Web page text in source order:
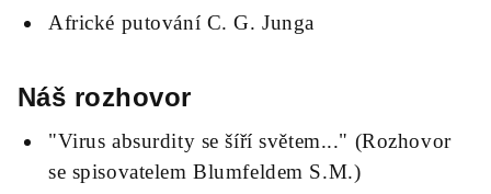
Africké putování C. G. Junga
Náš rozhovor
"Virus absurdity se šíří světem..." (Rozhovor
se spisovatelem Blumfeldem S.M.)